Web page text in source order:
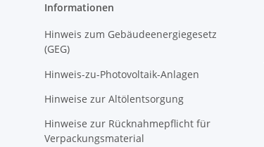
Informationen
Hinweis zum Gebäudeenergiegesetz
(GEG)
Hinweis-zu-Photovoltaik-Anlagen
Hinweise zur Altölentsorgung
Hinweise zur Rücknahmepflicht für
Verpackungsmaterial